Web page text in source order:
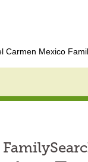
Carmen Mexico